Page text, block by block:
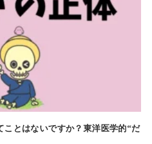
ことはないですか？東洋医学的“だ